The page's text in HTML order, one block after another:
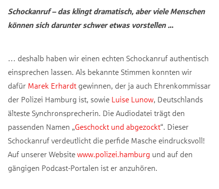
Schockanruf – das klingt dramatisch, aber viele Menschen
können sich darunter schwer etwas vorstellen ...
… deshalb haben wir einen echten Schockanruf authentisch
einsprechen lassen. Als bekannte Stimmen konnten wir
dafür Marek Erhardt gewinnen, der ja auch Ehrenkommissar
der Polizei Hamburg ist, sowie Luise Lunow , Deutschlands
älteste Synchronsprecherin. Die Audiodatei trägt den
passenden Namen „ Geschockt und abgezockt“. Dieser
Schockanruf verdeutlicht die perfide Masche eindrucksvoll!
Auf unserer Website www.polizei.hamburg und auf den
gängigen Podcast-Portalen ist er anzuhören.